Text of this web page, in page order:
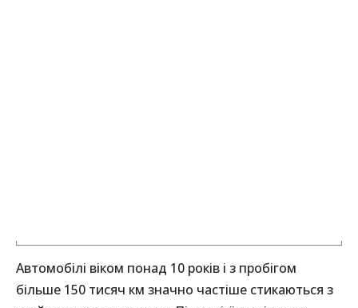
Автомобілі віком понад 10 років і з пробігом
більше 150 тисяч км значно частіше стикаються з